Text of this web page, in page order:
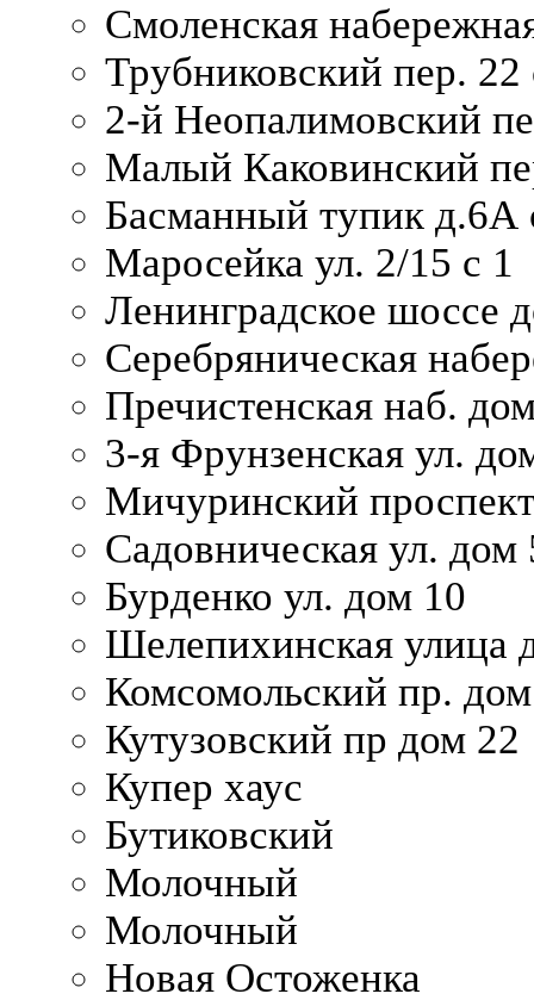
Смоленская
Трубниковский пер. 22
2-й Неопалимовский
Малый Каковинский
Басманный тупик д.6А
Маросейка ул. 2/15 с 1
Ленинградское шоссе
Серебряническая
Пречистенская наб.
3-я Фрунзенская ул.
Мичуринский
Садовническая ул. дом
Бурденко ул. дом 10
Шелепихинская улица
Комсомольский пр.
Кутузовский пр дом 22
Купер хаус
Бутиковский
Молочный
Молочный
Новая Остоженка